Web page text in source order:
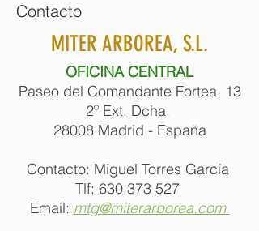
Contacto
MITER ARBOREA, S.L.
OFICINA CENTRAL
Paseo del Comandante Fortea, 13
2º Ext. Dcha.
28008 Madrid - España
Contacto: Miguel Torres García
Tlf: 630 373 527
Email: mtg@miterarborea.com